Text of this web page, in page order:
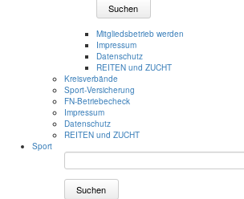
Suchen
Mitgliedsbetrieb werden
Impressum
Datenschutz
REITEN und ZUCHT
Kreisverbände
Sport-Versicherung
FN-Betriebecheck
Impressum
Datenschutz
REITEN und ZUCHT
Sport
Suchen